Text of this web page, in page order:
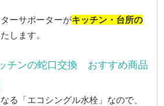
ーサポーターがキッチン・台所の
します。
チンの蛇口交換 おすすめ商品
る「エコシングル水栓」なので、